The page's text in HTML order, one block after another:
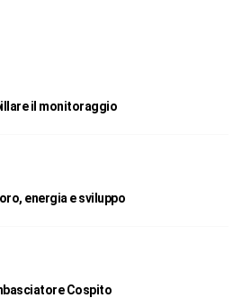
il monitoraggio
energia e sviluppo
Cospito